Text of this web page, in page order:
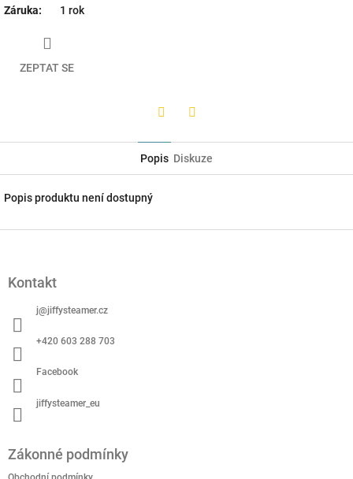
Záruka: 1 rok
ZEPTAT SE
Popis Diskuze
Popis produktu není dostupný
Kontakt
j@jiffysteamer.cz
+420 603 288 703
Facebook
jiffysteamer_eu
Zákonné podmínky